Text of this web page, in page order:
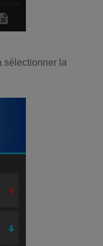
sélectionner la